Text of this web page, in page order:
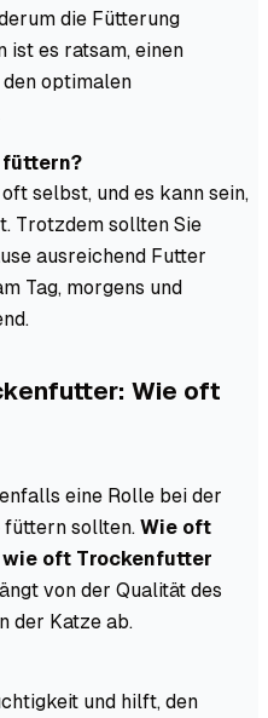
die Fütterung
ist es ratsam, einen
optimalen
füttern?
selbst, und es kann sein,
Trotzdem sollten Sie
ausreichend Futter
Tag, morgens und
Wie oft
eine Rolle bei der
füttern sollten. Wie oft
wie oft Trockenfutter
von der Qualität des
der Katze ab.
und hilft, den